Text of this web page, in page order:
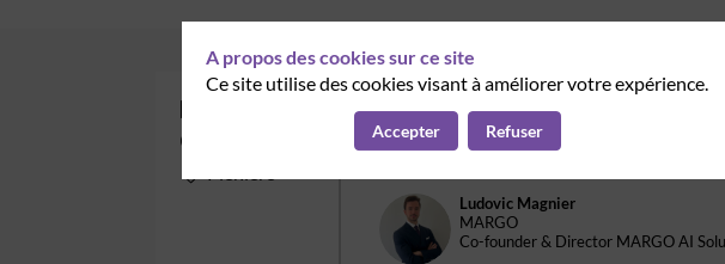
Margo Group : un
player IA
LM
Ludovic Magnier
MARGO
Co-founder & Director MARGO AI
A propos des cookies sur ce site
Ce site utilise des cookies visant à améliorer votre expérience.
Accepter Refuser